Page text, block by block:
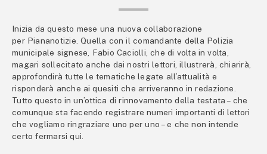
Inizia da questo mese una nuova collaborazione
per Piananotizie. Quella con il comandante della Polizia
municipale signese, Fabio Caciolli, che di volta in volta,
magari sollecitato anche dai nostri lettori, illustrerà, chiarirà,
approfondirà tutte le tematiche legate all’attualità e
risponderà anche ai quesiti che arriveranno in redazione.
Tutto questo in un’ottica di rinnovamento della testata – che
comunque sta facendo registrare numeri importanti di lettori
che vogliamo ringraziare uno per uno – e che non intende
certo fermarsi qui.